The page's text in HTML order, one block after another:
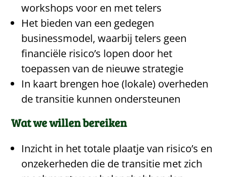
workshops voor en met telers
Het bieden van een gedegen
businessmodel, waarbij telers geen
financiële risico’s lopen door het
toepassen van de nieuwe strategie
In kaart brengen hoe (lokale) overheden
de transitie kunnen ondersteunen
Wat we willen bereiken
Inzicht in het totale plaatje van risico’s en
onzekerheden die de transitie met zich